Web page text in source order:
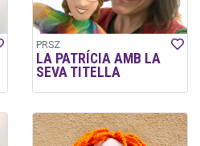
PRSZ
LA PATRÍCIA AMB LA
SEVA TITELLA